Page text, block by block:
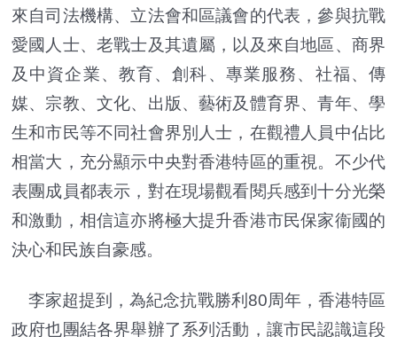
來自司法機構、立法會和區議會的代表，參與抗戰
愛國人士、老戰士及其遺屬，以及來自地區、商界
及中資企業、教育、創科、專業服務、社福、傳
媒、宗教、文化、出版、藝術及體育界、青年、學
生和市民等不同社會界別人士，在觀禮人員中佔比
相當大，充分顯示中央對香港特區的重視。不少代
表團成員都表示，對在現場觀看閱兵感到十分光榮
和激動，相信這亦將極大提升香港市民保家衞國的
決心和民族自豪感。
李家超提到，為紀念抗戰勝利80周年，香港特區
政府也團結各界舉辦了系列活動，讓市民認識這段